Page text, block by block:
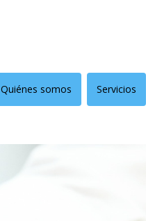
Quiénes somos Servicios